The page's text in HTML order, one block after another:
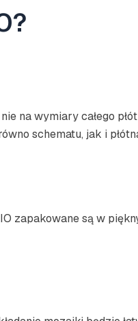
na wymiary całego
schematu, jak i
zapakowane są w